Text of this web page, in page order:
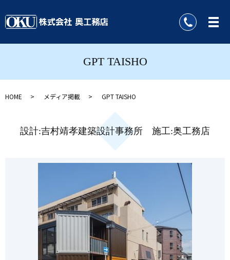
GPT TAISHO
HOME メディア掲載 GPT TAISHO
設計:吉村靖孝建築設計事務所 施工:奥工務店